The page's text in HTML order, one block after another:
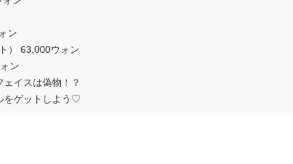
ン
） 63,000ウォン
ン
イスは偽物！？
をゲットしよう♡